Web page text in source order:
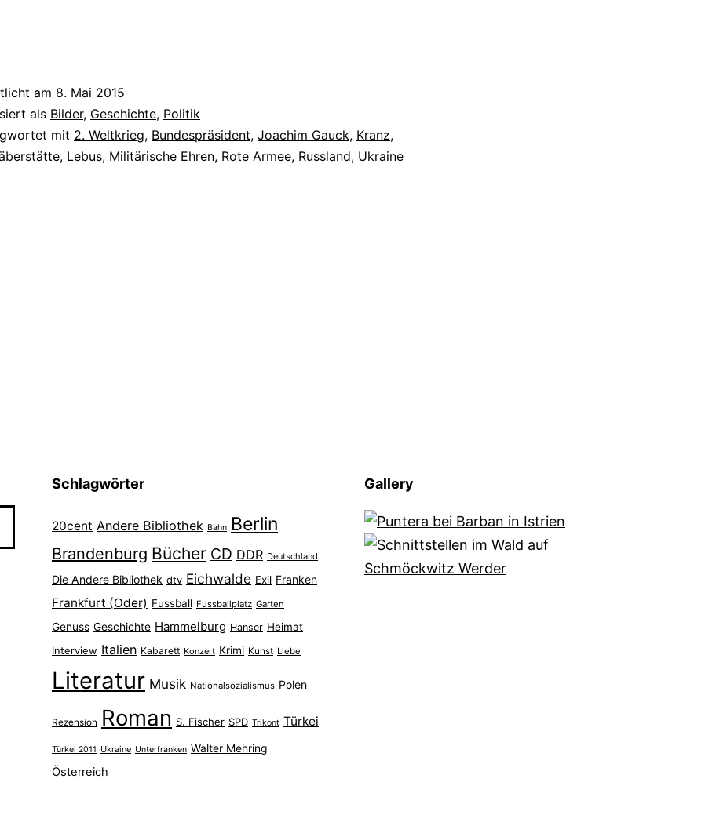
am 8. Mai 2015
als Bilder, Geschichte, Politik
mit 2. Weltkrieg, Bundespräsident, Joachim Gauck, Kranz,
, Lebus, Militärische Ehren, Rote Armee, Russland, Ukraine
Schlagwörter
20cent Andere Bibliothek Bahn Berlin
Brandenburg Bücher CD DDR Deutschland
Die Andere Bibliothek dtv Eichwalde Exil Franken
Frankfurt (Oder) Fussball Fussballplatz Garten
Genuss Geschichte Hammelburg Hanser Heimat
Interview Italien Kabarett Konzert Krimi Kunst Liebe
Literatur Musik Nationalsozialismus Polen
Rezension Roman S. Fischer SPD Trikont Türkei
Türkei 2011 Ukraine Unterfranken Walter Mehring
Österreich
Gallery